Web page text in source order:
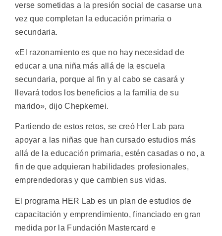
verse sometidas a la presión social de casarse una
vez que completan la educación primaria o
secundaria.
«El razonamiento es que no hay necesidad de
educar a una niña más allá de la escuela
secundaria, porque al fin y al cabo se casará y
llevará todos los beneficios a la familia de su
marido», dijo Chepkemei.
Partiendo de estos retos, se creó Her Lab para
apoyar a las niñas que han cursado estudios más
allá de la educación primaria, estén casadas o no, a
fin de que adquieran habilidades profesionales,
emprendedoras y que cambien sus vidas.
El programa HER Lab es un plan de estudios de
capacitación y emprendimiento, financiado en gran
medida por la Fundación Mastercard e